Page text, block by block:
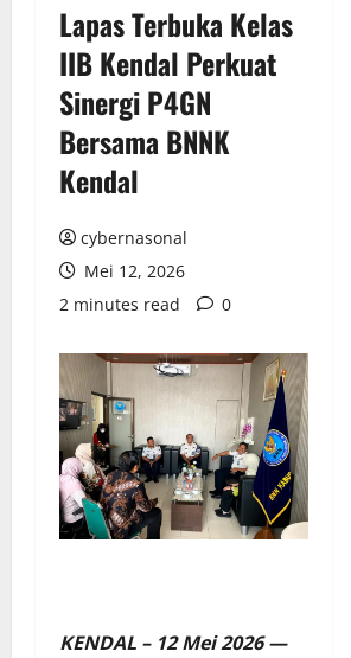
Lapas Terbuka Kelas
IIB Kendal Perkuat
Sinergi P4GN
Bersama BNNK
Kendal
cybernasonal
Mei 12, 2026
2 minutes read
0
KENDAL – 12 Mei 2026 —